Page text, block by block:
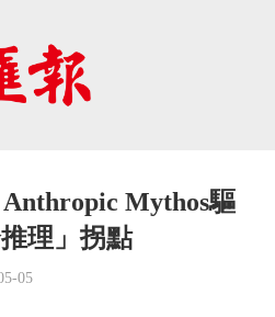
Mythos驅
理」拐點
05